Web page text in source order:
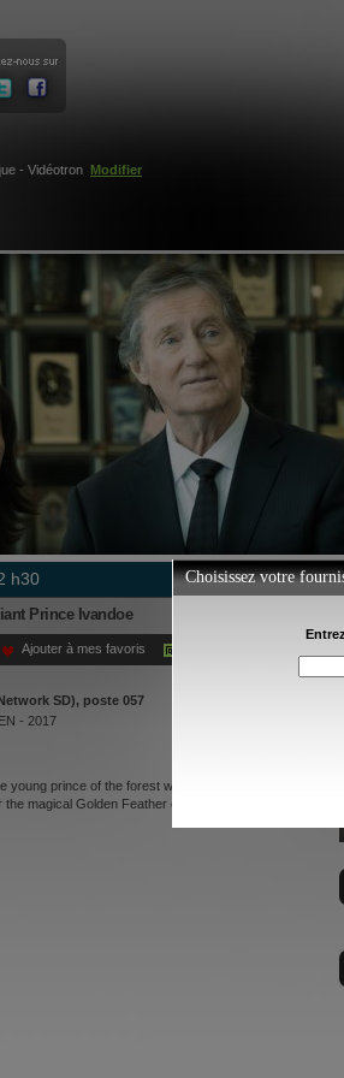
- Vidéotron Modifier
h30
Prince Ivandoe
Ajouter à mes favoris
SD), poste 057
- 2017
young prince of the forest whose father, The Mighty
magical Golden Feather of the fearsome Eagle